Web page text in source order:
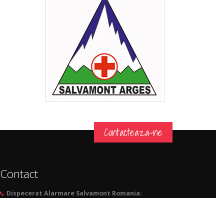
Contacteaza-ne
Contact
Dispecerat Alarmare Salvamont Romania: